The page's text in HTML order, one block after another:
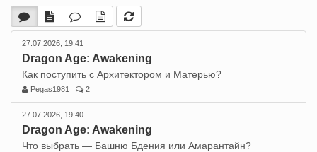
27.07.2026, 19:41
Dragon Age: Awakening
Как поступить с Архитектором и Матерью?
Pegas1981 2
27.07.2026, 19:40
Dragon Age: Awakening
Что выбрать — Башню Бдения или Амарантайн?